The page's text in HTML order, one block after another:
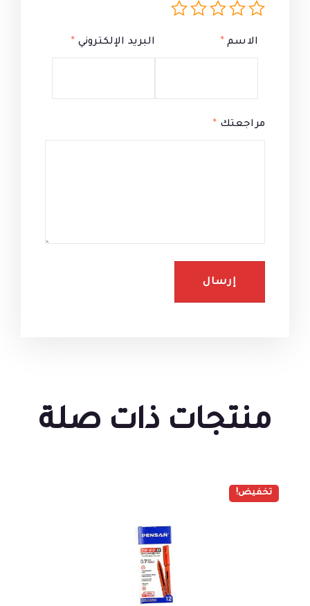
مراجعتك *
الاسم * البريد الإلكتروني *
منتجات ذات صلة
تخفيض!